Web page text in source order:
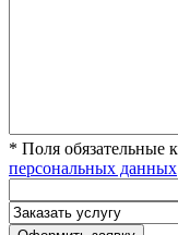
* Поля обязательные
персональных данных